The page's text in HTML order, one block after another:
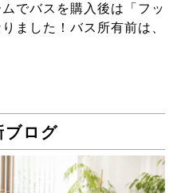
でバスを購入後は「フッ
ました！バス所有前は、
ブログ